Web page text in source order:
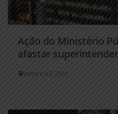
Ação do Ministério
afastar
janeiro 13, 2021